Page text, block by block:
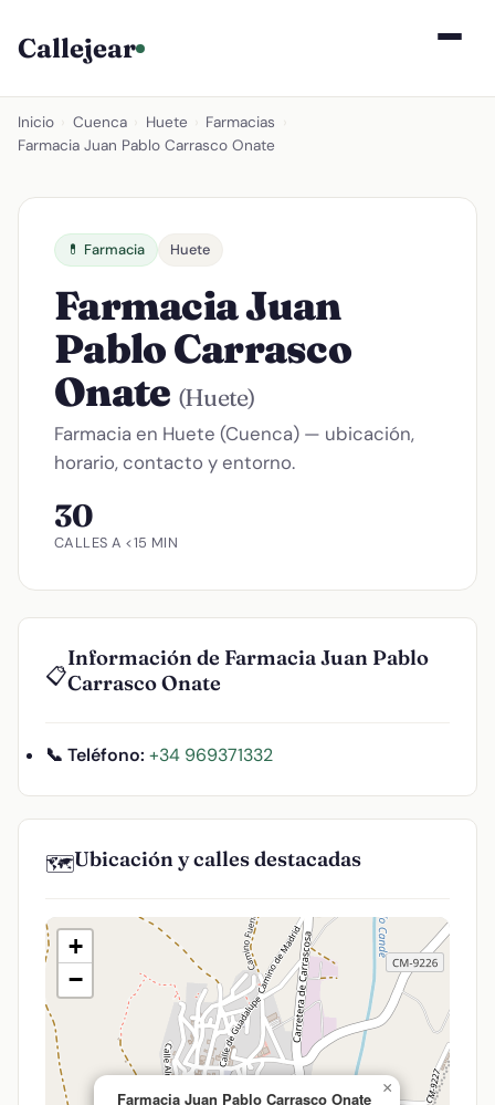
Callejear
Inicio Cuenca Huete Farmacias
Farmacia Juan Pablo Carrasco Onate
💊 Farmacia Huete
Farmacia Juan
Pablo Carrasco
Onate (Huete)
Farmacia en Huete (Cuenca) — ubicación,
horario, contacto y entorno.
30
CALLES A <15 MIN
📋
Información de Farmacia Juan Pablo
Carrasco Onate
📞 Teléfono: +34 969371332
🗺️Ubicación y calles destacadas
Farmacia Juan Pablo Carrasco Onate
×
+
−